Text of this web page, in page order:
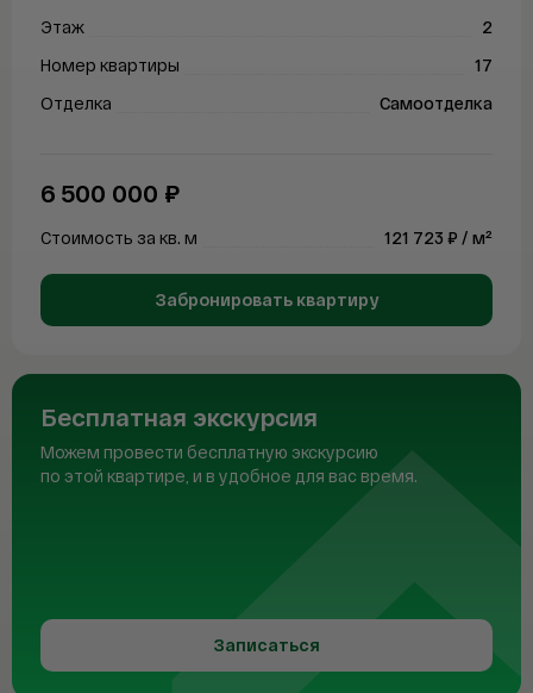
Контакты
Этаж
2
Номер квартиры
17
Отделка
Самоотделка
6 500 000 ₽
Стоимость за кв. м 121 723 ₽ / м²
Забронировать квартиру
Бесплатная экскурсия
Можем провести бесплатную экскурсию
по этой квартире, и в удобное для вас время.
Записаться